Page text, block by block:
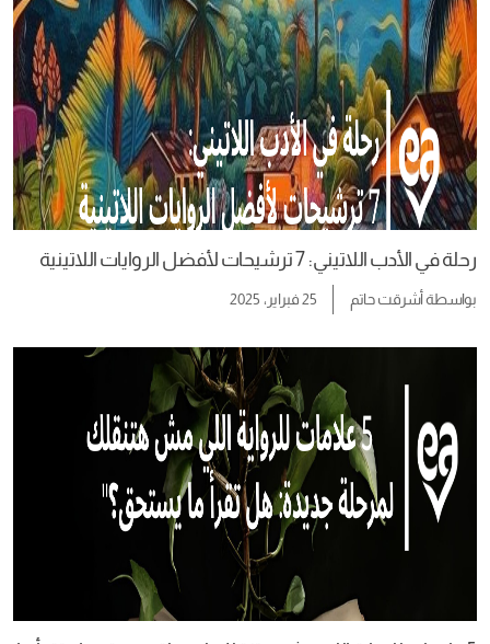
رحلة في الأدب اللاتيني: 7 ترشيحات لأفضل الروايات اللاتينية
بواسطةأشرقت حاتم 25 فبراير، 2025